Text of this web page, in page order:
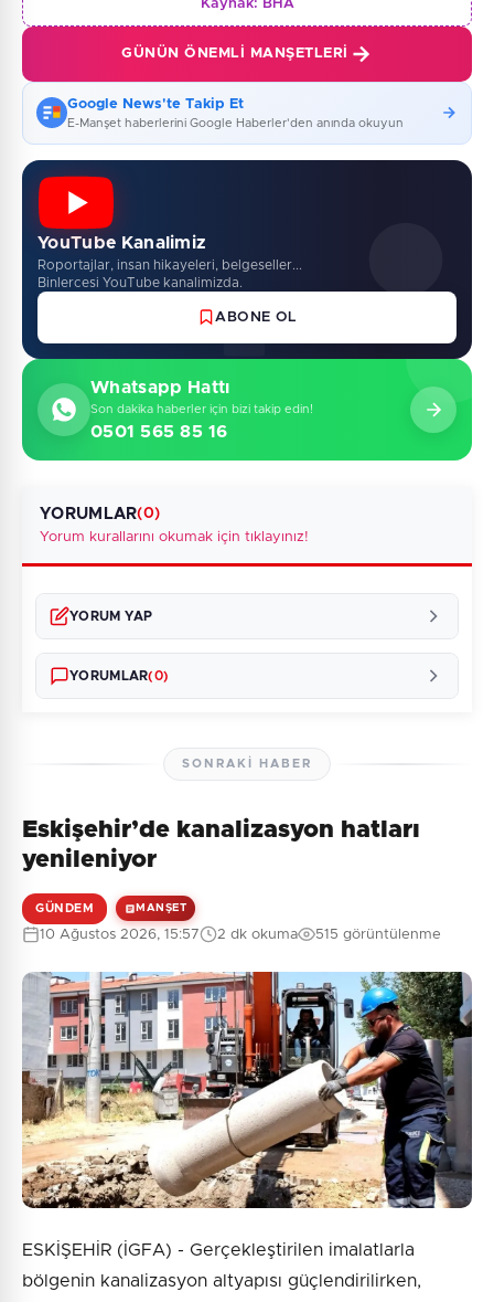
Kaynak: BHA
GÜNÜN ÖNEMLI MANŞETLERI
Google News'te Takip Et
E-Manşet haberlerini Google Haberler'den anında okuyun
YouTube Kanalimiz
Roportajlar, insan hikayeleri, belgeseller...
Binlercesi YouTube kanalimizda.
ABONE OL
Whatsapp Hattı
Son dakika haberler için bizi takip edin!
0501 565 85 16
YORUMLAR(0)
Yorum kurallarını okumak için tıklayınız!
YORUM YAP
Güvenlik Sorusu:
4 + 1 = ?
Gönder
YORUMLAR(0)
Henüz yorum yapılmamış. İlk yorumu siz yapın!
SONRAKI HABER
Eskişehir’de kanalizasyon hatları
yenileniyor
GÜNDEM MANŞET
10 Ağustos 2026, 15:57 2 dk okuma 515 görüntülenme
ESKİŞEHİR (İGFA) - Gerçekleştirilen imalatlarla
bölgenin kanalizasyon altyapısı güçlendirilirken,